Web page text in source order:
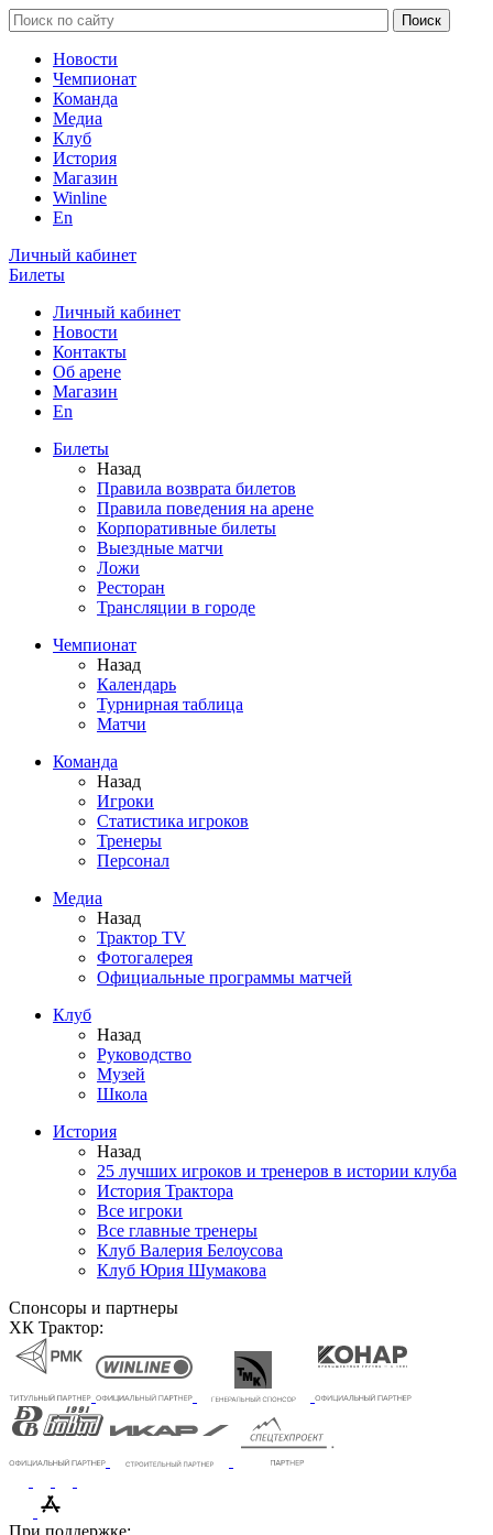
Новости
Чемпионат
Команда
Медиа
Клуб
История
Магазин
Winline
En
Личный кабинет
Билеты
Личный кабинет
Новости
Контакты
Об арене
Магазин
En
Билеты
Назад
Правила возврата билетов
Правила поведения на арене
Корпоративные билеты
Выездные матчи
Ложи
Ресторан
Трансляции в городе
Чемпионат
Назад
Календарь
Турнирная таблица
Матчи
Команда
Назад
Игроки
Статистика игроков
Тренеры
Персонал
Медиа
Назад
Трактор TV
Фотогалерея
Официальные программы матчей
Клуб
Назад
Руководство
Музей
Школа
История
Назад
25 лучших игроков и тренеров в истории клуба
История Трактора
Все игроки
Все главные тренеры
Клуб Валерия Белоусова
Клуб Юрия Шумакова
Спонсоры и партнеры
ХК Трактор:
При поддержке: